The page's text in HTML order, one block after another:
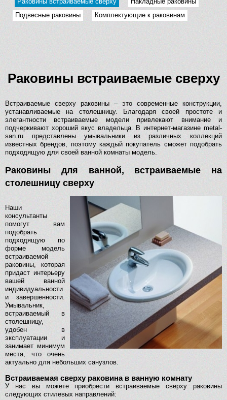
Подвесные раковины
Комплектующие к раковинам
Раковины встраиваемые сверху
Встраиваемые сверху раковины – это современные конструкции,
устанавливаемые на столешницу. Благодаря своей простоте и
элегантности встраиваемые модели привлекают внимание и
подчеркивают хороший вкус владельца. В интернет-магазине metal-
san.ru представлены умывальники из различных коллекций
известных брендов, поэтому каждый покупатель сможет подобрать
подходящую для своей ванной комнаты модель.
Раковины для ванной, встраиваемые на
столешницу сверху
Наши
консультанты
помогут вам
подобрать
подходящую по
форме модель
встраиваемой
раковины, которая
придаст интерьеру
вашей ванной
индивидуальности
и завершенности.
Умывальник,
встраиваемый в
столешницу,
удобен в
эксплуатации и
занимает минимум
места, что очень
актуально для небольших санузлов.
Встраиваемая сверху раковина в ванную комнату
У нас вы можете приобрести встраиваемые сверху раковины
следующих стилевых направлений: